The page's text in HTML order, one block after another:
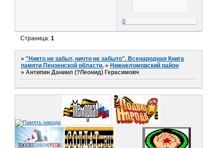
0
Страница:1
»"Никто не забыт, ничто не забыто". Всенародная Книга
памяти Пензенской области. »Нижнеломовский район
»Антипин Даниил (?Леонид) Герасимовч